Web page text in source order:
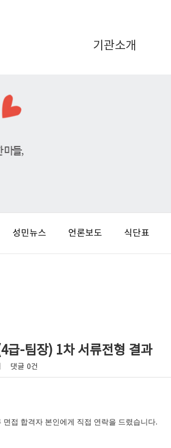
기관소개
성민뉴스 언론보도 식단표
급-팀장) 1차 서류전형 결과
댓글 0건
면접 합격자 본인에게 직접 연락을 드렸습니다.